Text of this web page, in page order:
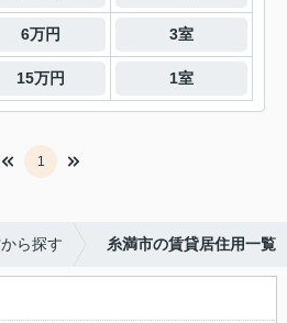
6万円 3室
15万円 1室
1
ら探す 糸満市の賃貸居住用一覧